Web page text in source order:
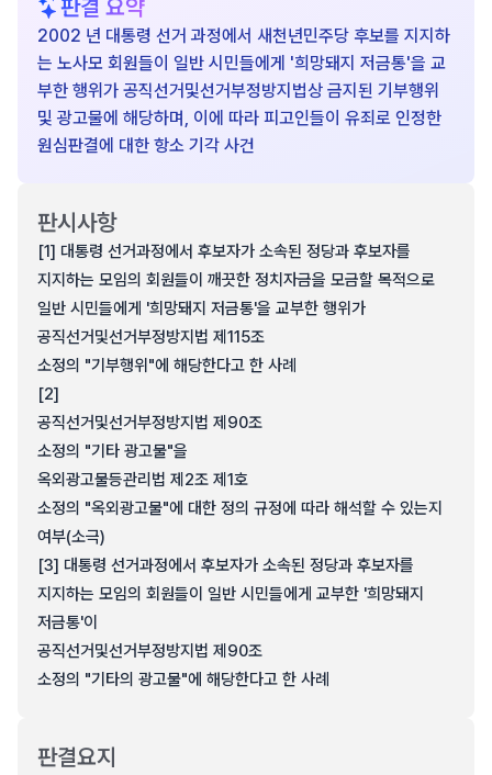
판결 요약
2002 년 대통령 선거 과정에서 새천년민주당 후보를 지지하
는 노사모 회원들이 일반 시민들에게 '희망돼지 저금통'을 교
부한 행위가 공직선거및선거부정방지법상 금지된 기부행위
및 광고물에 해당하며, 이에 따라 피고인들이 유죄로 인정한
원심판결에 대한 항소 기각 사건
판시사항
[1] 대통령 선거과정에서 후보자가 소속된 정당과 후보자를
지지하는 모임의 회원들이 깨끗한 정치자금을 모금할 목적으로
일반 시민들에게 '희망돼지 저금통'을 교부한 행위가
공직선거및선거부정방지법 제115조
소정의 "기부행위"에 해당한다고 한 사례
[2]
공직선거및선거부정방지법 제90조
소정의 "기타 광고물"을
옥외광고물등관리법 제2조 제1호
소정의 "옥외광고물"에 대한 정의 규정에 따라 해석할 수 있는지
여부(소극)
[3] 대통령 선거과정에서 후보자가 소속된 정당과 후보자를
지지하는 모임의 회원들이 일반 시민들에게 교부한 '희망돼지
저금통'이
공직선거및선거부정방지법 제90조
소정의 "기타의 광고물"에 해당한다고 한 사례
판결요지